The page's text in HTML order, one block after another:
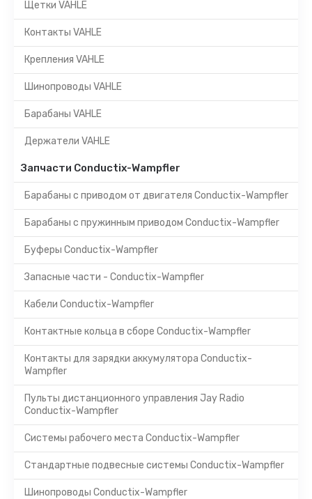
Щетки VAHLE
Контакты VAHLE
Крепления VAHLE
Шинопроводы VAHLE
Барабаны VAHLE
Держатели VAHLE
Запчасти Conductix-Wampfler
Барабаны с приводом от двигателя Conductix-Wampfler
Барабаны с пружинным приводом Conductix-Wampfler
Буферы Conductix-Wampfler
Запасные части - Conductix-Wampfler
Кабели Conductix-Wampfler
Контактные кольца в сборе Conductix-Wampfler
Контакты для зарядки аккумулятора Conductix-
Wampfler
Пульты дистанционного управления Jay Radio
Conductix-Wampfler
Системы рабочего места Conductix-Wampfler
Стандартные подвесные системы Conductix-Wampfler
Шинопроводы Conductix-Wampfler